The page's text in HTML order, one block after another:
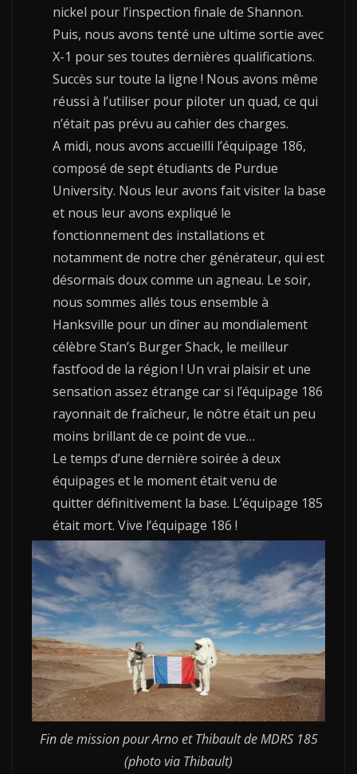
nickel pour l’inspection finale de Shannon.
Puis, nous avons tenté une ultime sortie avec
X-1 pour ses toutes dernières qualifications.
Succès sur toute la ligne ! Nous avons même
réussi à l’utiliser pour piloter un quad, ce qui
n’était pas prévu au cahier des charges.
A midi, nous avons accueilli l’équipage 186,
composé de sept étudiants de Purdue
University. Nous leur avons fait visiter la base
et nous leur avons expliqué le
fonctionnement des installations et
notamment de notre cher générateur, qui est
désormais doux comme un agneau. Le soir,
nous sommes allés tous ensemble à
Hanksville pour un dîner au mondialement
célèbre Stan’s Burger Shack, le meilleur
fastfood de la région ! Un vrai plaisir et une
sensation assez étrange car si l’équipage 186
rayonnait de fraîcheur, le nôtre était un peu
moins brillant de ce point de vue…
Le temps d’une dernière soirée à deux
équipages et le moment était venu de
quitter définitivement la base. L’équipage 185
était mort. Vive l’équipage 186 !
Fin de mission pour Arno et Thibault de MDRS 185
(photo via Thibault)